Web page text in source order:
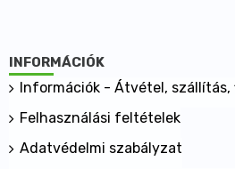
INFORMÁCIÓK
Információk - Átvétel, szállítás,
Felhasználási feltételek
Adatvédelmi szabályzat